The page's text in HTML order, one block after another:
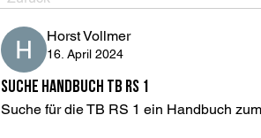
Horst Vollmer
16. April 2024
Suche Handbuch TB RS 1
Suche für die TB RS 1 ein Handbuch